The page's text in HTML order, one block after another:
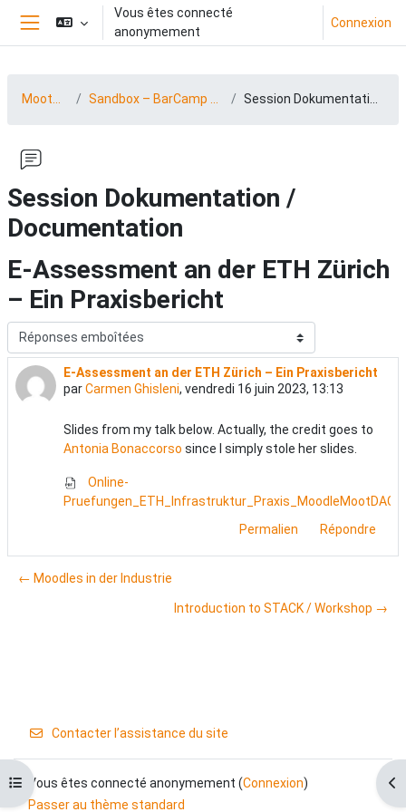
Passer au contenu principal
Panneau latéral
Vous êtes connecté
anonymement
Connexion
Ouvrir l’index du cours
MootDACH23 Sandbox – BarCamp 23 (15.-16.06.2023) Session Dokumentation / Documentation
Session Dokumentation /
Documentation
E-Assessment an der ETH Zürich
– Ein Praxisbericht
Type d’affichage
E-Assessment an der ETH Zürich – Ein Praxisbericht
parCarmen Ghisleni, vendredi 16 juin 2023, 13:13
Nombre de réponses : 0
Slides from my talk below. Actually, the credit goes to
Antonia Bonaccorso since I simply stole her slides.
Online-
Permalien
Répondre
← Moodles in der Industrie
Introduction to STACK / Workshop →
Contacter l’assistance du site
Vous êtes connecté anonymement (Connexion)
Passer au thème standard